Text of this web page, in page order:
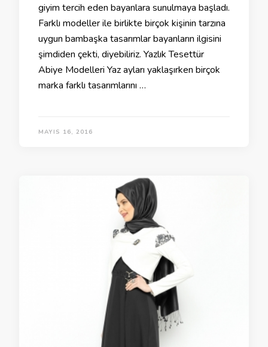
giyim tercih eden bayanlara sunulmaya başladı.
Farklı modeller ile birlikte birçok kişinin tarzına
uygun bambaşka tasarımlar bayanların ilgisini
şimdiden çekti, diyebiliriz. Yazlık Tesettür
Abiye Modelleri Yaz ayları yaklaşırken birçok
marka farklı tasarımlarını …
MAYIS 16, 2016